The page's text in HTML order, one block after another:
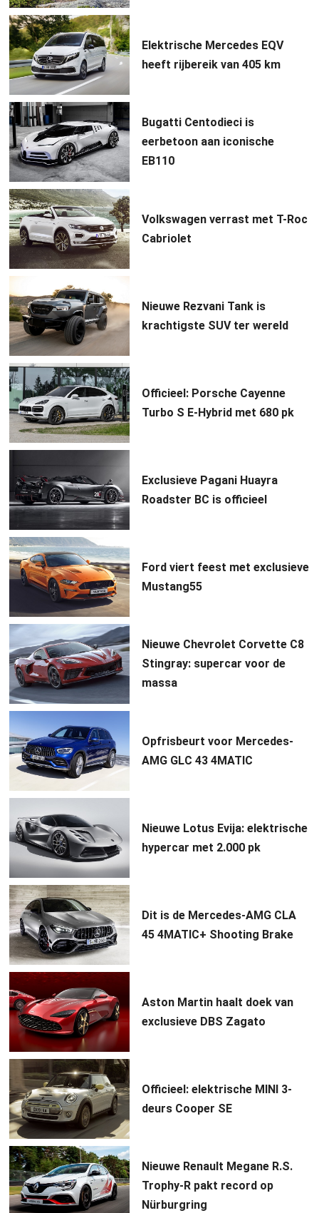
Elektrische Mercedes EQV
heeft rijbereik van 405 km
Bugatti Centodieci is
eerbetoon aan iconische
EB110
Volkswagen verrast met T-Roc
Cabriolet
Nieuwe Rezvani Tank is
krachtigste SUV ter wereld
Officieel: Porsche Cayenne
Turbo S E-Hybrid met 680 pk
Exclusieve Pagani Huayra
Roadster BC is officieel
Ford viert feest met exclusieve
Mustang55
Nieuwe Chevrolet Corvette C8
Stingray: supercar voor de
massa
Opfrisbeurt voor Mercedes-
AMG GLC 43 4MATIC
Nieuwe Lotus Evija: elektrische
hypercar met 2.000 pk
Dit is de Mercedes-AMG CLA
45 4MATIC+ Shooting Brake
Aston Martin haalt doek van
exclusieve DBS Zagato
Officieel: elektrische MINI 3-
deurs Cooper SE
Nieuwe Renault Megane R.S.
Trophy-R pakt record op
Nürburgring